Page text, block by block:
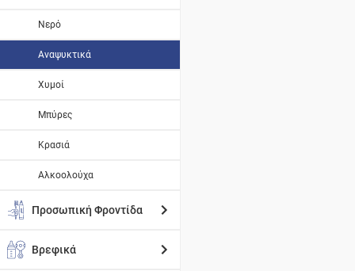
Νερό
Αναψυκτικά
Χυμοί
Μπύρες
Κρασιά
Αλκοολούχα
Προσωπική Φροντίδα
Βρεφικά